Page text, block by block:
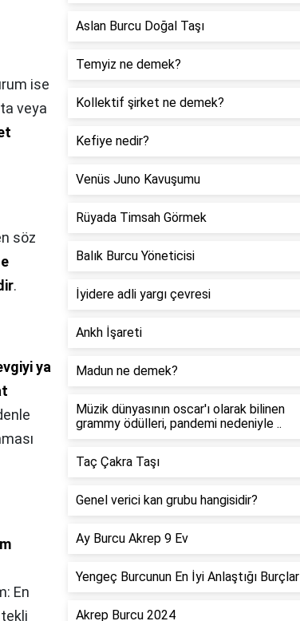
ise
veya
söz
.
ya
En
Aslan Burcu Doğal Taşı
Temyiz ne demek?
Kollektif şirket ne demek?
Kefiye nedir?
Venüs Juno Kavuşumu
Rüyada Timsah Görmek
Balık Burcu Yöneticisi
İyidere adli yargı çevresi
Ankh İşareti
Madun ne demek?
Müzik dünyasının oscar'ı olarak bilinen
grammy ödülleri, pandemi nedeniyle ..
Taç Çakra Taşı
Genel verici kan grubu hangisidir?
Ay Burcu Akrep 9 Ev
Yengeç Burcunun En İyi Anlaştığı Burçlar
Akrep Burcu 2024